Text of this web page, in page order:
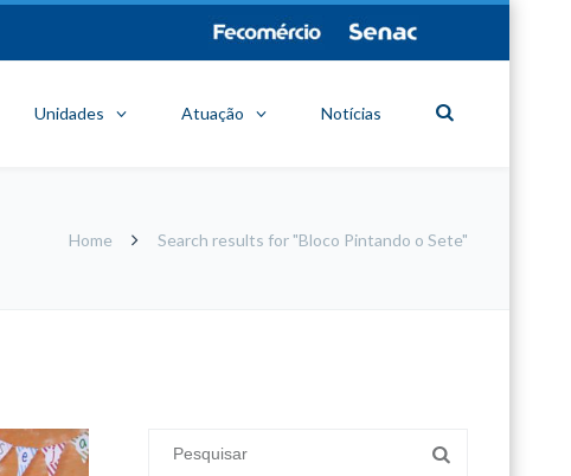
Unidades Atuação Notícias
Home Search results for "Bloco Pintando o Sete"